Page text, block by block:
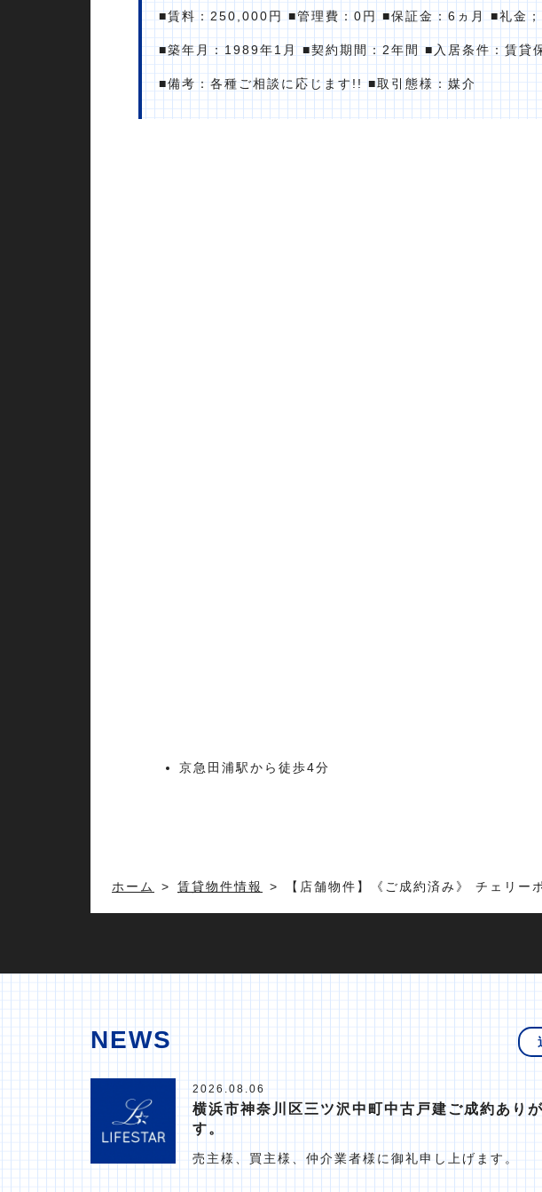
■賃料：250,000円 ■管理費：0円 ■保証金：6ヵ月 ■礼金
■築年月：1989年1月 ■契約期間：2年間 ■入居条件：賃貸
■備考：各種ご相談に応じます!! ■取引態様：媒介
京急田浦駅から徒歩4分
ホーム 賃貸物件情報 【店舗物件】《ご成約済み》 チェリー
NEWS
2026.08.06
横浜市神奈川区三ツ沢中町中古戸建ご成約あり
す。
売主様、買主様、仲介業者様に御礼申し上げます。